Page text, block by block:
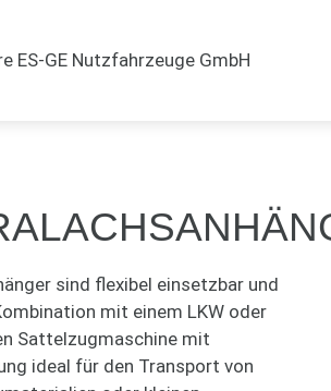
sind flexibel einsetzbar und
mit einem LKW oder
Sattelzugmaschine mit
ideal für den Transport von